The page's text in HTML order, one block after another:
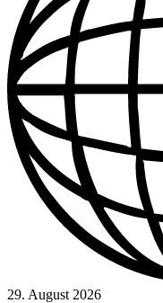
29. August 2026